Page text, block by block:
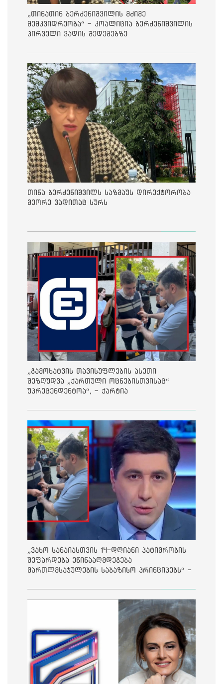
„თინათინ ბერძენიშვილის მძიმე
მემკვიდრეობა“ - კოალიცია ბერძენიშვილის
პირველი ვადის შედეგებზე
თინა ბერძენიშვილს საზმაუს დირექტორობა
მეორე ვადითაც სურს
„გამოხატვის თავისუფლების ასეთი
შეზღუდვა „ქართული ოცნებისთვისაც“
უპრეცენდენტოა“, - ქარტია
„ვახო სანაიასთვის 14-დღიანი პატიმრობის
შეფარდება ეწინააღმდეგება
მართლმსაჯულების საბაზისო პრინციპებს“ -